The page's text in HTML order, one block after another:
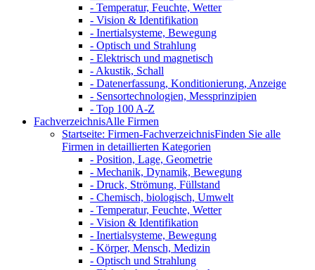
- Temperatur, Feuchte, Wetter
- Vision & Identifikation
- Inertialsysteme, Bewegung
- Optisch und Strahlung
- Elektrisch und magnetisch
- Akustik, Schall
- Datenerfassung, Konditionierung, Anzeige
- Sensortechnologien, Messprinzipien
- Top 100 A-Z
FachverzeichnisAlle Firmen
Startseite: Firmen-FachverzeichnisFinden Sie alle
Firmen in detaillierten Kategorien
- Position, Lage, Geometrie
- Mechanik, Dynamik, Bewegung
- Druck, Strömung, Füllstand
- Chemisch, biologisch, Umwelt
- Temperatur, Feuchte, Wetter
- Vision & Identifikation
- Inertialsysteme, Bewegung
- Körper, Mensch, Medizin
- Optisch und Strahlung